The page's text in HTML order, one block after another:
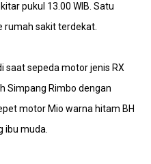
pukul 13.00 WIB. Satu
rumah sakit terdekat.
saat sepeda motor jenis RX
Simpang Rimbo dengan
motor Mio warna hitam BH
ibu muda.